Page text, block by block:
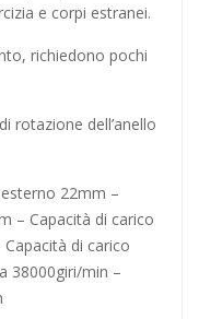
e corpi estranei.
richiedono pochi
rotazione dell’anello
22mm –
– Capacità di carico
di carico
38000giri/min –